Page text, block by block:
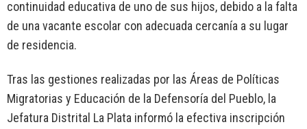
continuidad educativa de uno de sus hijos, debido a la falta
de una vacante escolar con adecuada cercanía a su lugar
de residencia.
Tras las gestiones realizadas por las Áreas de Políticas
Migratorias y Educación de la Defensoría del Pueblo, la
Jefatura Distrital La Plata informó la efectiva inscripción